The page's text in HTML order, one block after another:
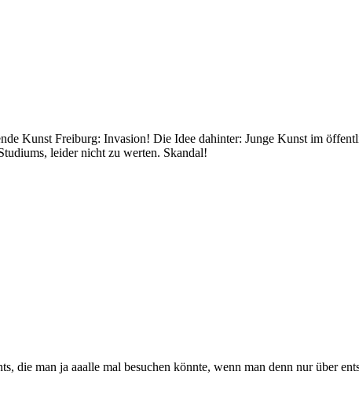
Kunst Freiburg: Invasion! Die Idee dahinter: Junge Kunst im
leider nicht zu werten. Skandal!
man ja aaalle mal besuchen könnte, wenn man denn nur über